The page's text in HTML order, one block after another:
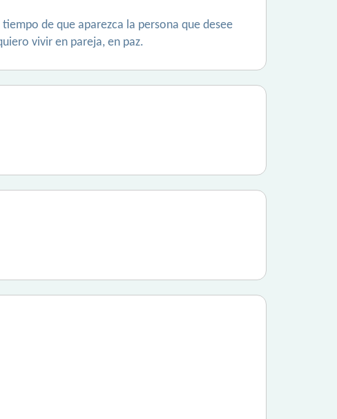
de que aparezca la persona que desee
vivir en pareja, en paz.